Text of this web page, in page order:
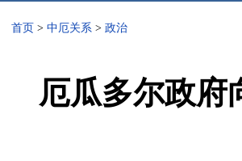
首页 > 中厄关系 > 政治
厄瓜多尔政府